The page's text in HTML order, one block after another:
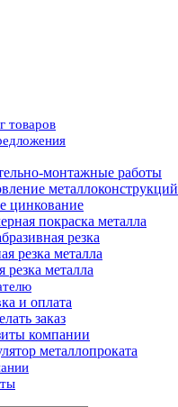
товаров
монтажные работы
металлоконструкций
цинкование
покраска металла
резка
резка металла
резка металла
и оплата
заказ
компании
металлопроката